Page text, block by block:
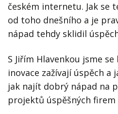
českém internetu. Jak se
od toho dnešního a je
nápad tehdy sklidil
S Jiřím Hlavenkou jsme
inovace zažívají úspěch a
jak najít dobrý nápad na
projektů úspěšných firem